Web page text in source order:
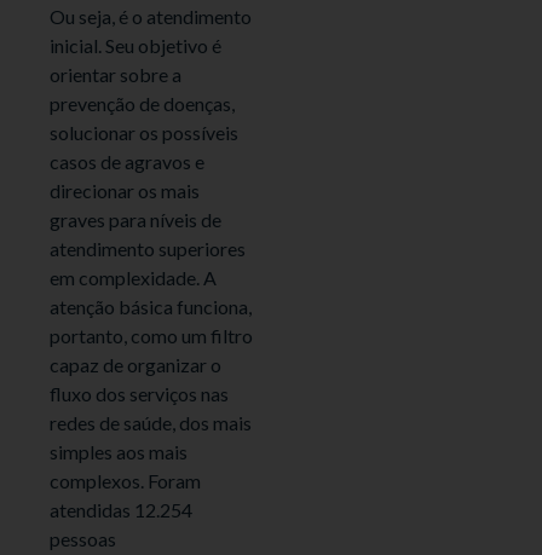
Ou seja, é o atendimento
inicial. Seu objetivo é
orientar sobre a
prevenção de doenças,
solucionar os possíveis
casos de agravos e
direcionar os mais
graves para níveis de
atendimento superiores
em complexidade. A
atenção básica funciona,
portanto, como um filtro
capaz de organizar o
fluxo dos serviços nas
redes de saúde, dos mais
simples aos mais
complexos. Foram
atendidas 12.254
pessoas